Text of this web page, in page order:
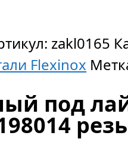
zakl0165
Flexinox
под